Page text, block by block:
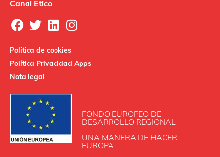
Canal Ético
Política de cookies
Política Privacidad Apps
Nota legal
FONDO EUROPEO DE
DESARROLLO REGIONAL
UNA MANERA DE HACER
EUROPA